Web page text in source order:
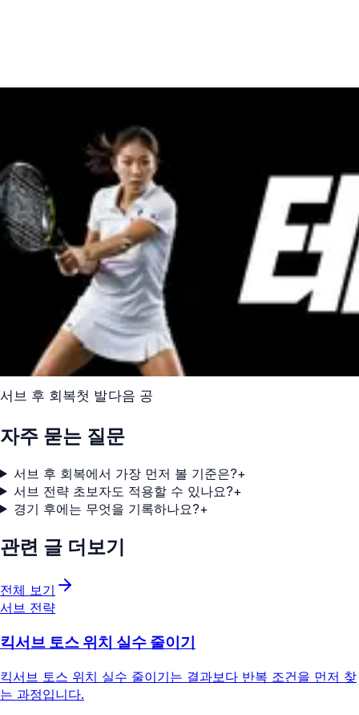
서브 후 회복첫 발다음 공
자주 묻는 질문
서브 후 회복에서 가장 먼저 볼 기준은?+
서브 전략 초보자도 적용할 수 있나요?+
경기 후에는 무엇을 기록하나요?+
관련 글 더보기
전체 보기
서브 전략
킥서브 토스 위치 실수 줄이기
킥서브 토스 위치 실수 줄이기는 결과보다 반복 조건을 먼저 찾
는 과정입니다.